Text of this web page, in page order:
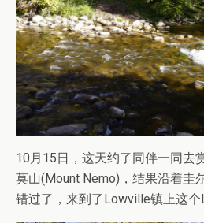
10月15日，这天约了同伴一同去
莫山(Mount Nemo)，结果沿着圭
错过了，来到了Lowville镇上这个